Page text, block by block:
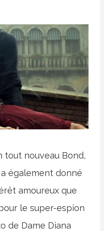
tout nouveau Bond,
également donné
amoureux que
le super-espion
de Dame Diana